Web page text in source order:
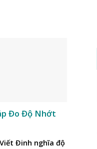
Đo Độ Nhớt
Đinh nghĩa độ